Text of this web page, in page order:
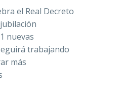
el Real Decreto
nuevas
trabajando
más